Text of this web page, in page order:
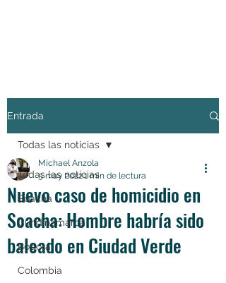
Entrada
Todas las noticias
Soacha
Cundinamarca
Bogotá
Colombia
Todas las noticias
Nuevo caso de homicidio en
Soacha: Hombre habría sido
baleado en Ciudad Verde
Michael Anzola
5 may 20221 min de lectura